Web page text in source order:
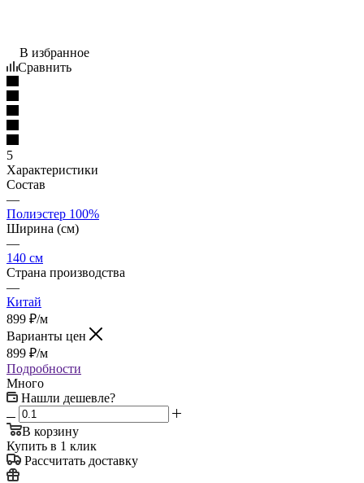
В избранное
Сравнить
5
Характеристики
Состав
—
Полиэстер 100%
Ширина (см)
—
140 см
Страна производства
—
Китай
899 ₽/м
Варианты цен
899 ₽/м
Подробности
Много
Нашли дешевле?
В корзину
Купить в 1 клик
Рассчитать доставку